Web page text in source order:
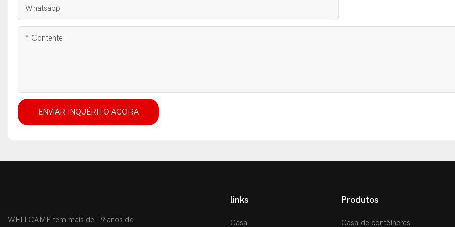
Whatsapp
Contente
ENVIAR INQUÉRITO AGORA
WELLCAMP tem mais de 19 anos de
links
Casa
Produtos
Casa de contêineres